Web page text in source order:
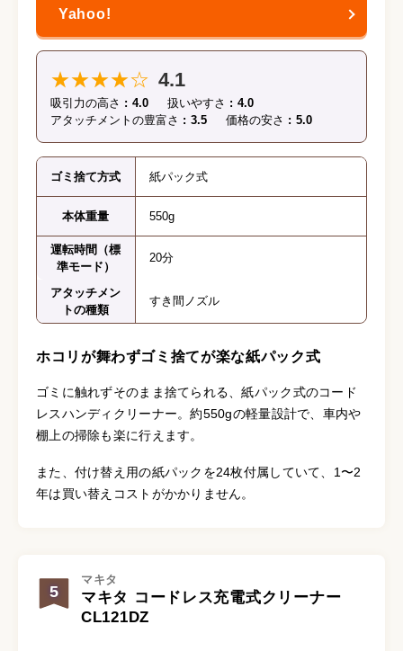
★★★★☆ 4.1
吸引力の高さ 4.0 扱いやすさ
4.0
アタッチメントの豊富さ
3.5 価格の安さ 5.0
ゴミ捨て方式 紙パック式
本体重量 550g
運転時間（標
準モード）
20分
アタッチメン
トの種類
すき間ノズル
ホコリが舞わずゴミ捨てが楽な紙パック式
ゴミに触れずそのまま捨てられる、紙パック式のコード
レスハンディクリーナー。約550gの軽量設計で、車内や
棚上の掃除も楽に行えます。
また、付け替え用の紙パックを24枚付属していて、1〜2
年は買い替えコストがかかりません。
5
マキタ
マキタ コードレス充電式クリーナー
CL121DZ